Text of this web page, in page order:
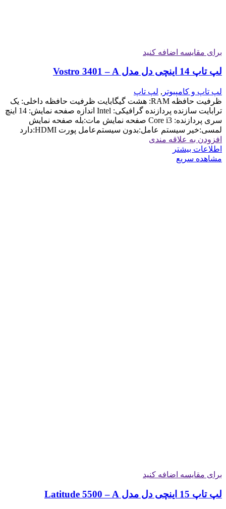
برای مقایسه اضافه کنید
لپ تاپ 14 اینچی دل مدل Vostro 3401 – A
لپ تاپ و کامپیوتر , لپ تاپ
ظرفیت حافظه RAM: هشت گیگابایت ظرفیت حافظه داخلی: یک
ترابایت سازنده پردازنده گرافیکی: Intel اندازه صفحه نمایش: 14 اینچ
سری پردازنده: Core i3 صفحه نمایش مات:بله صفحه نمایش
لمسی:خیر سیستم عامل:بدون سیستم‌عامل پورت HDMI:دارد
افزودن به علاقه مندی
اطلاعات بیشتر
مشاهده سریع
برای مقایسه اضافه کنید
لپ تاپ 15 اینچی دل مدل Latitude 5500 – A